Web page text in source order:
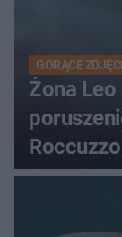
GORĄCE
Żona Leo